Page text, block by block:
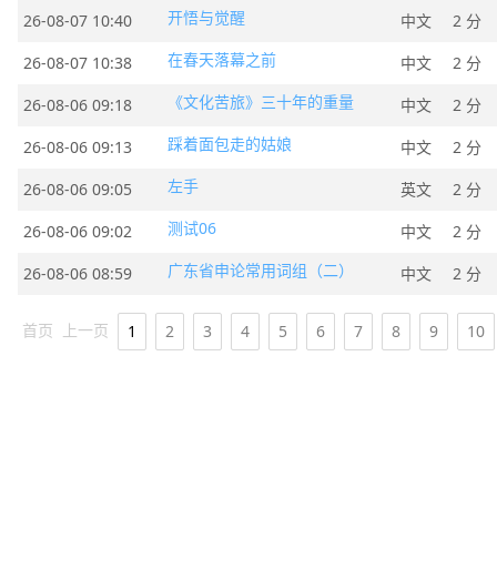
26-08-07 10:40
开悟与觉醒 中文
2 分
26-08-07 10:38
在春天落幕之前 中文
2 分
26-08-06 09:18
《文化苦旅》三十年的重量 中文
2 分
26-08-06 09:13
踩着面包走的姑娘 中文
2 分
26-08-06 09:05
左手 英文
2 分
26-08-06 09:02
测试06 中文
2 分
26-08-06 08:59
广东省申论常用词组（二） 中文 2 分
首页 上一页 1 2 3 4 5 6 7 8 9 10